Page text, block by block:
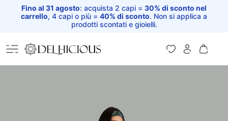
Fino al 31 agosto: acquista 2 capi = 30% di sconto nel
carrello, 4 capi o più = 40% di sconto. Non si applica a
prodotti scontati e gioielli.
Home